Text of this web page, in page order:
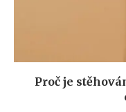
Proč je